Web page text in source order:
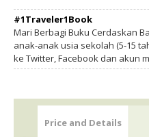
#1Traveler1Book
Mari Berbagi Buku Cerdaskan
anak-anak usia sekolah (5-15
ke Twitter, Facebook dan akun
Price and Details